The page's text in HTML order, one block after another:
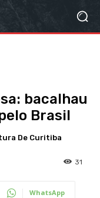
bacalhau
Brasil
De Curitiba
31
WhatsApp